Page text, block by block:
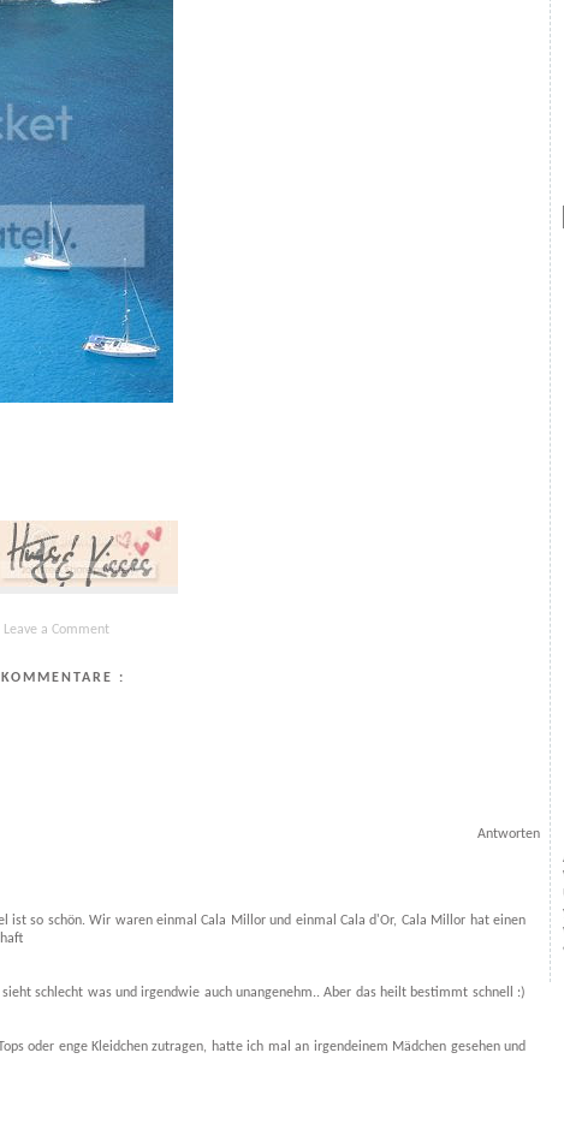
Leave a Comment
:
Antworten
so schön. Wir waren einmal Cala Millor und einmal Cala d'Or, Cala Millor hat einen
schlecht was und irgendwie auch unangenehm.. Aber das heilt bestimmt schnell :)
oder enge Kleidchen zutragen, hatte ich mal an irgendeinem Mädchen gesehen und